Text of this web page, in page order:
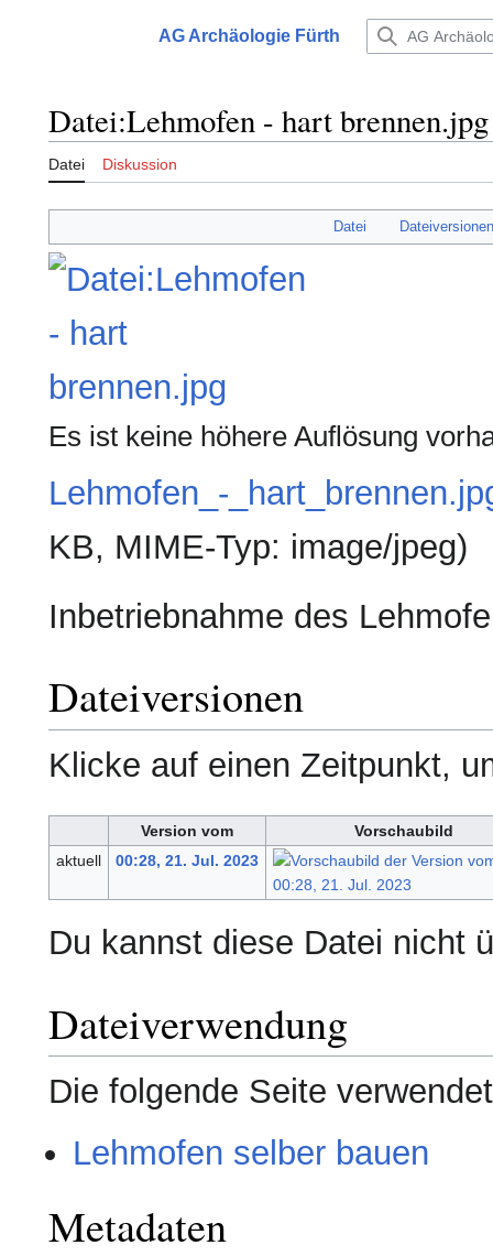
AG Archäologie Fürth
Datei:Lehmofen - hart brennen.jpg
Datei Diskussion
Datei
Es ist keine höhere Auflösung
Lehmofen_-
KB, MIME-Typ: image/jpeg)
Inbetriebnahme des
Dateiversionen
Klicke auf einen Zeitpunkt,
Version vom
Vorschaubild
aktuell
00:28, 21. Jul. 2023
Du kannst diese Datei nicht
Dateiverwendung
Die folgende Seite
Lehmofen selber bauen
Metadaten